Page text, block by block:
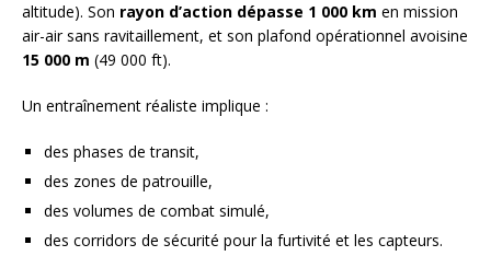
altitude). Son rayon d’action dépasse 1 000 km en mission
air-air sans ravitaillement, et son plafond opérationnel avoisine
15 000 m (49 000 ft).
Un entraînement réaliste implique :
des phases de transit,
des zones de patrouille,
des volumes de combat simulé,
des corridors de sécurité pour la furtivité et les capteurs.